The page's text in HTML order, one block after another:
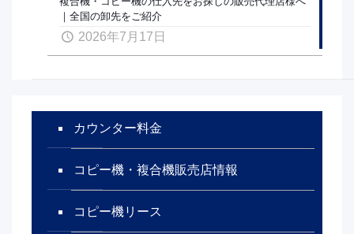
｜全国の卸先をご紹介
2026年7月17日
カウンター料金
コピー機・複合機販売店情報
コピー機リース